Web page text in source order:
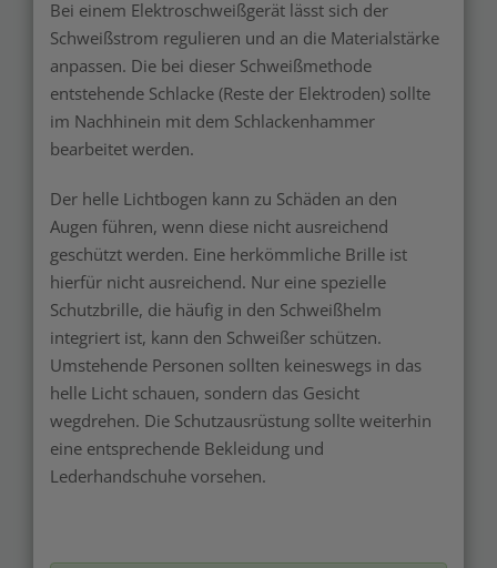
Bei einem Elektroschweißgerät lässt sich der
Schweißstrom regulieren und an die Materialstärke
anpassen. Die bei dieser Schweißmethode
entstehende Schlacke (Reste der Elektroden) sollte
im Nachhinein mit dem Schlackenhammer
bearbeitet werden.
Der helle Lichtbogen kann zu Schäden an den
Augen führen, wenn diese nicht ausreichend
geschützt werden. Eine herkömmliche Brille ist
hierfür nicht ausreichend. Nur eine spezielle
Schutzbrille, die häufig in den Schweißhelm
integriert ist, kann den Schweißer schützen.
Umstehende Personen sollten keineswegs in das
helle Licht schauen, sondern das Gesicht
wegdrehen. Die Schutzausrüstung sollte weiterhin
eine entsprechende Bekleidung und
Lederhandschuhe vorsehen.